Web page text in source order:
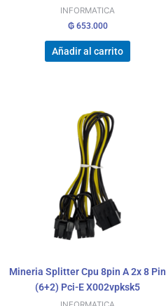
INFORMATICA
₲653.000
Añadir al carrito
Mineria Splitter Cpu 8pin A 2x 8 Pin
(6+2) Pci-E X002vpksk5